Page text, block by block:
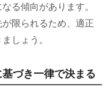
る傾向があります。
限られるため、適正
しょう。
づき一律で決まる